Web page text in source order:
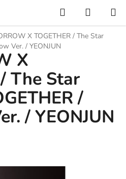
Hľadať
KOŠÍK
X TOGETHER / The Star
Ver. / YEONJUN
X
The Star
/
/ YEONJUN